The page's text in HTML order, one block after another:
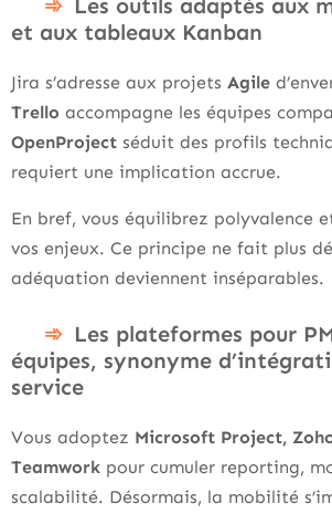
Les outils adaptés aux
et aux tableaux Kanban
Jira s’adresse aux projets Agile
Trello accompagne les équipes
OpenProject séduit des profils
requiert une implication accrue.
En bref, vous équilibrez polyvalence
vos enjeux. Ce principe ne fait plus
adéquation deviennent inséparables.
Les plateformes pour
équipes, synonyme
service
Vous adoptez Microsoft Project,
Teamwork pour cumuler reporting,
scalabilité. Désormais, la mobilité